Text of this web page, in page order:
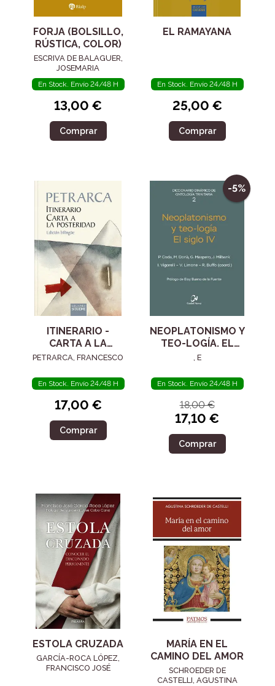
FORJA (BOLSILLO,
RÚSTICA, COLOR)
ESCRIVA DE BALAGUER,
JOSEMARIA
En Stock. Envío 24/48 H
13,00 €
Comprar
EL RAMAYANA
En Stock. Envío 24/48 H
25,00 €
Comprar
ITINERARIO -
CARTA A LA
POSTERIDAD
PETRARCA, FRANCESCO
En Stock. Envío 24/48 H
17,00 €
Comprar
-5%
NEOPLATONISMO Y
TEO-LOGÍA. EL
SIGLO IV
, E
En Stock. Envío 24/48 H
18,00 €
17,10 €
Comprar
ESTOLA CRUZADA
GARCÍA-ROCA LÓPEZ,
FRANCISCO JOSÉ
MARÍA EN EL
CAMINO DEL AMOR
SCHROEDER DE
CASTELLI, AGUSTINA